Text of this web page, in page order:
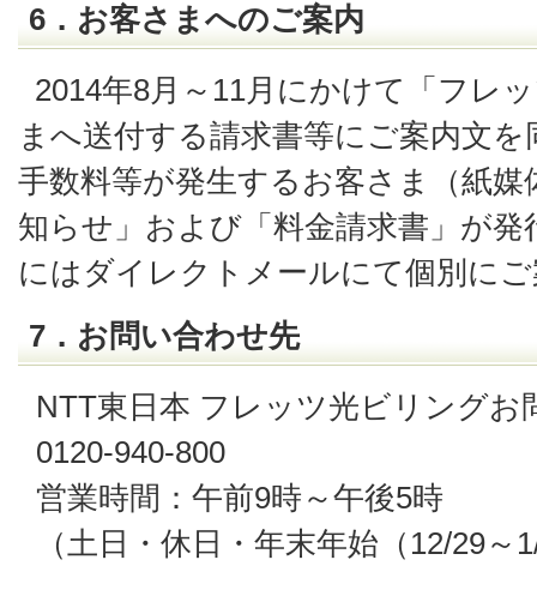
6．お客さまへのご案内
2014年8月～11月にかけて「フレ
まへ送付する請求書等にご案内文
手数料等が発生するお客さま（紙
知らせ」および「料金請求書」が
にはダイレクトメールにて個別に
7．お問い合わせ先
NTT東日本 フレッツ光ビリングお
0120-940-800
営業時間：午前9時～午後5時
（土日・休日・年末年始（12/29